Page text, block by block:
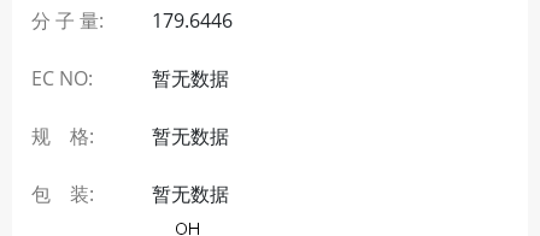
分 子 量: 179.6446
EC NO: 暂无数据
规 格: 暂无数据
包 装: 暂无数据